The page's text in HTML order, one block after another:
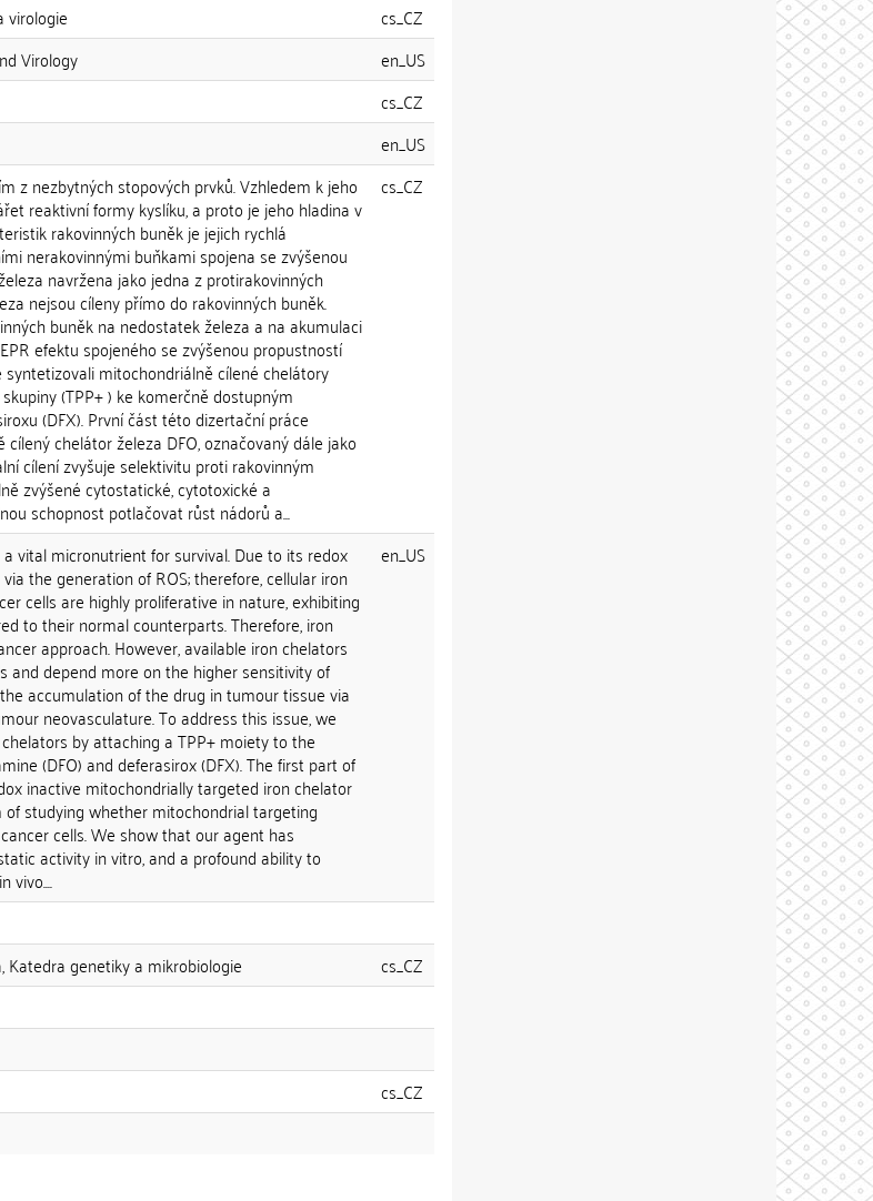
virologie
cs_CZ
Virology
en_US
cs_CZ
en_US
z nezbytných stopových prvků. Vzhledem k jeho
reaktivní formy kyslíku, a proto je jeho hladina v
rakovinných buněk je jejich rychlá
nerakovinnými buňkami spojena se zvýšenou
navržena jako jedna z protirakovinných
nejsou cíleny přímo do rakovinných buněk.
buněk na nedostatek železa a na akumulaci
efektu spojeného se zvýšenou propustností
mitochondriálně cílené chelátory
(TPP+ ) ke komerčně dostupným
(DFX). První část této dizertační práce
chelátor železa DFO, označovaný dále jako
cílení zvyšuje selektivitu proti rakovinným
zvýšené cytostatické, cytotoxické a
schopnost potlačovat růst nádorů a...
cs_CZ
vital micronutrient for survival. Due to its redox
the generation of ROS; therefore, cellular iron
cells are highly proliferative in nature, exhibiting
to their normal counterparts. Therefore, iron
approach. However, available iron chelators
depend more on the higher sensitivity of
accumulation of the drug in tumour tissue via
neovasculature. To address this issue, we
by attaching a TPP+ moiety to the
(DFO) and deferasirox (DFX). The first part of
inactive mitochondrially targeted iron chelator
studying whether mitochondrial targeting
cells. We show that our agent has
activity in vitro, and a profound ability to
vivo....
en_US
Katedra genetiky a mikrobiologie
cs_CZ
cs_CZ